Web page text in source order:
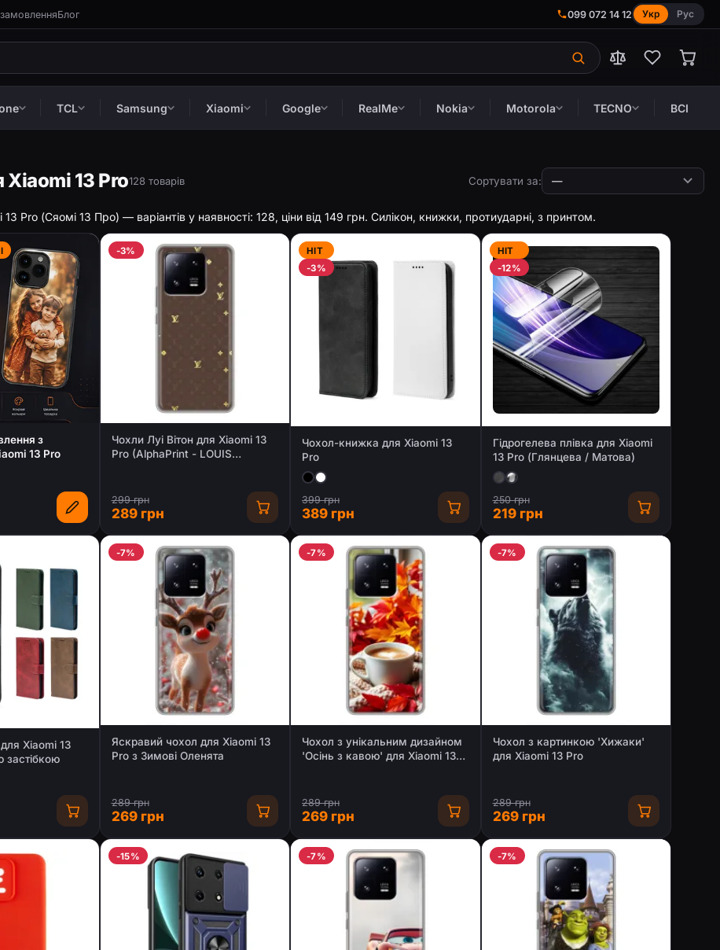
Блог 099 072 14 12 Укр Рус
TCL Samsung Xiaomi Google RealMe Nokia Motorola TECNO ВСІ
Xiaomi 13 Pro128 товарів Сортувати за:
Pro (Сяомі 13 Про) — варіантів у наявності: 128, ціни від 149 грн. Силікон, книжки, протиударні, з принтом.
з
13 Pro
-3%
Чохли Луі Вітон для Xiaomi 13
Pro (AlphaPrint - LOUIS
299 грн
289 грн
HIT
-3%
Чохол-книжка для Xiaomi 13
Pro
399 грн
389 грн
HIT
-12%
Гідрогелева плівка для Xiaomi
13 Pro (Глянцева / Матова)
250 грн
219 грн
Xiaomi 13
застібкою
-7%
Яскравий чохол для Xiaomi 13
Pro з Зимові Оленята
289 грн
269 грн
-7%
Чохол з унікальним дизайном
'Осінь з кавою' для Xiaomi 13
289 грн
269 грн
-7%
Чохол з картинкою 'Хижаки'
для Xiaomi 13 Pro
289 грн
269 грн
-15% -7% -7%